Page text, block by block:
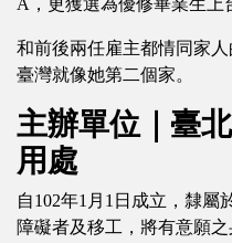
A，更獲選為優修畢業生上
和前後兩任雇主都情同家
臺灣就像她第二個家。
主辦單位｜臺
用處
自102年1月1日成立，隸屬
障礙者及移工，將有意願